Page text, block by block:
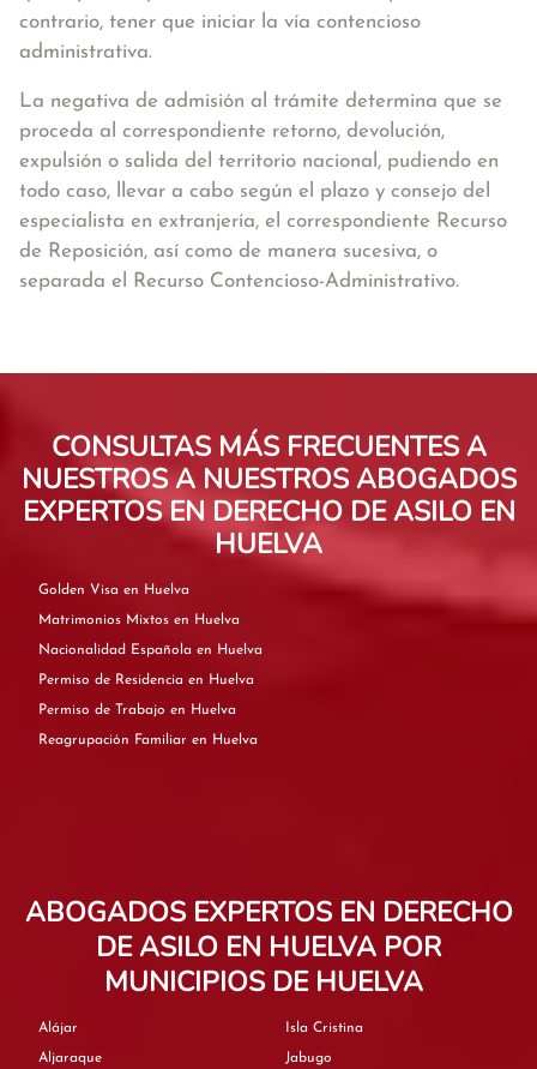
contrario, tener que iniciar la vía contencioso
administrativa.
La negativa de admisión al trámite determina que se
proceda al correspondiente retorno, devolución,
expulsión o salida del territorio nacional, pudiendo en
todo caso, llevar a cabo según el plazo y consejo del
especialista en extranjería, el correspondiente Recurso
de Reposición, así como de manera sucesiva, o
separada el Recurso Contencioso-Administrativo.
CONSULTAS MÁS FRECUENTES A
NUESTROS A NUESTROS ABOGADOS
EXPERTOS EN DERECHO DE ASILO EN
HUELVA
Golden Visa en Huelva
Matrimonios Mixtos en Huelva
Nacionalidad Española en Huelva
Permiso de Residencia en Huelva
Permiso de Trabajo en Huelva
Reagrupación Familiar en Huelva
ABOGADOS EXPERTOS EN DERECHO
DE ASILO EN HUELVA POR
MUNICIPIOS DE HUELVA
Alájar
Aljaraque
Isla Cristina
Jabugo